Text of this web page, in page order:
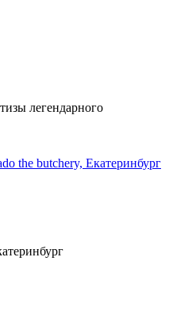
легендарного